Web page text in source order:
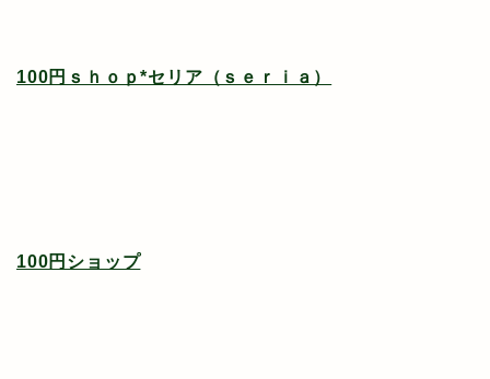
100円ｓｈｏｐ*セリア（ｓｅｒｉａ）
100円ショップ